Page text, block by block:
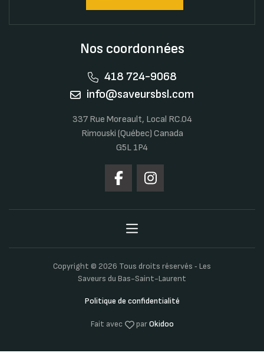
Nos coordonnées
418 724-9068
info@saveursbsl.com
337 Rue Moreault, Local RC.04
Rimouski (Québec) Canada
G5L 1P4
Copyright © 2026 Tous droits réservés ‐ Les
Saveurs du Bas-Saint-Laurent
Politique de confidentialité
Fait avec parOkidoo